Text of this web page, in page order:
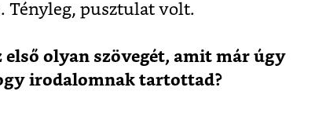
Tényleg, pusztulat volt.
első olyan szövegét, amit már úgy
irodalomnak tartottad?